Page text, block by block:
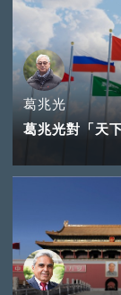
葛兆光
葛兆光對「天